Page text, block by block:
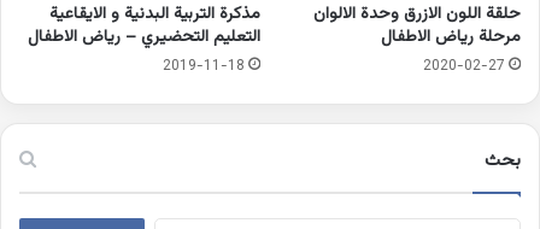
حلقة اللون الازرق وحدة الالوان
مرحلة رياض الاطفال
2020-02-27
مذكرة التربية البدنية و الايقاعية
التعليم التحضيري – رياض الاطفال
2019-11-18
بحث